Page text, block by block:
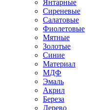
Янтарные
Сиреневые
Салатовые
Фиолетовые
Мятные
Золотые
Синие
Материал
МДФ
Эмаль
Акрил
Береза
Дерево